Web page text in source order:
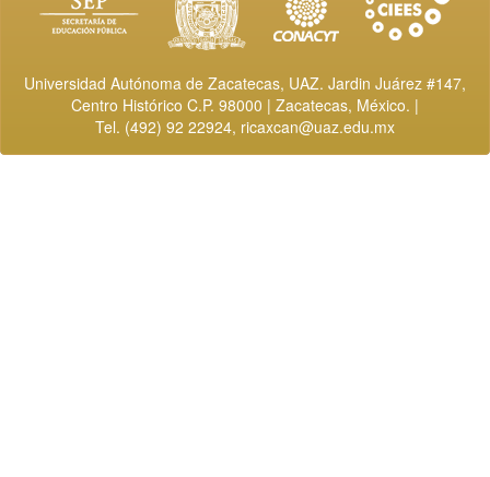
Universidad Autónoma de Zacatecas, UAZ. Jardin Juárez #147,
Centro Histórico C.P. 98000 | Zacatecas, México. |
Tel. (492) 92 22924, ricaxcan@uaz.edu.mx